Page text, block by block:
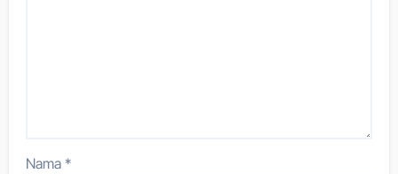
Nama*